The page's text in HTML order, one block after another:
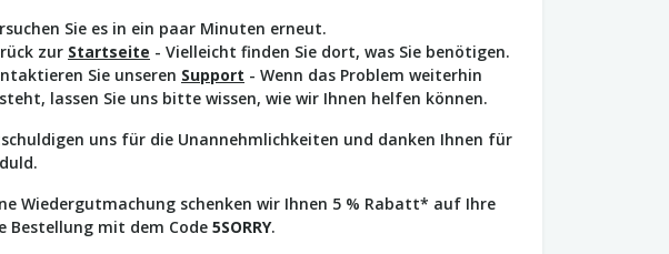
Sie es in ein paar Minuten erneut.
zur Startseite - Vielleicht finden Sie dort, was Sie benötigen.
Sie unseren Support - Wenn das Problem weiterhin
lassen Sie uns bitte wissen, wie wir Ihnen helfen können.
uns für die Unannehmlichkeiten und danken Ihnen für
Wiedergutmachung schenken wir Ihnen 5 % Rabatt* auf Ihre
Bestellung mit dem Code 5SORRY.